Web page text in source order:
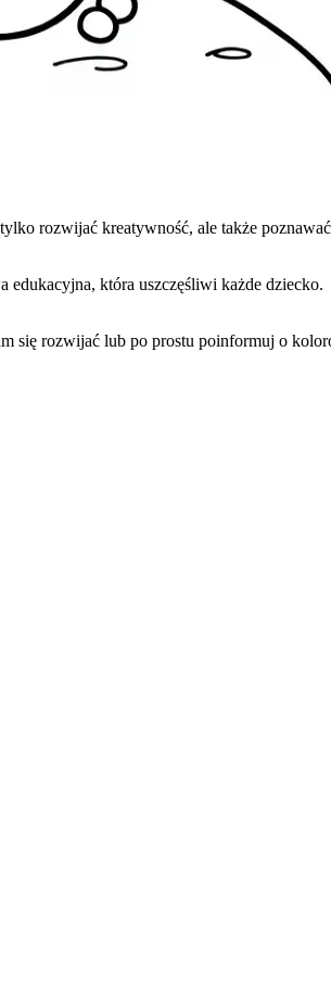
rozwijać kreatywność, ale także
edukacyjna, która uszczęśliwi każde dziecko.
się rozwijać lub po prostu poinformuj o